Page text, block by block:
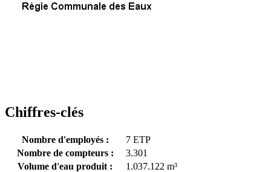
Chiffres-clés
Nombre d'employés :
7 ETP
Nombre de compteurs :
3.301
Volume d'eau produit :
1.037.122 m³